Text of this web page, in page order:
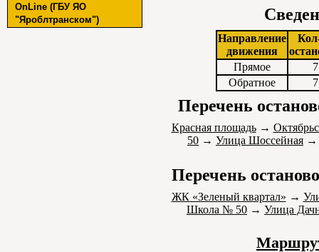
OnLine (ГБУ ЯО
"Яроблтранском")
Направление
движения
Прямое
7
Обратное
7
Перечень
Красная площадь→
50 → Улица Шоссейная
Перечень
ЖК «Зеленый квартал» →
Школа № 50 → Улица